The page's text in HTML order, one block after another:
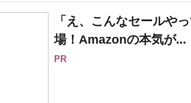
「え、こんなセールや
場！Amazonの本気が...
PR